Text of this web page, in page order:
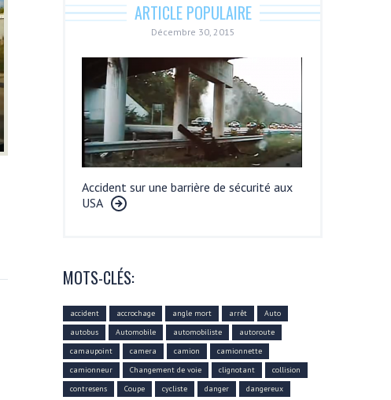
ARTICLE POPULAIRE
Décembre 30, 2015
Accident sur une barrière de sécurité aux
USA
MOTS-CLÉS:
accident accrochage angle mort arrêt
Auto
autobus
Automobile automobiliste
autoroute
camaupoint
camera camion
camionnette
camionneur
Changement de voie clignotant
collision
contresens
Coupe cycliste danger dangereux